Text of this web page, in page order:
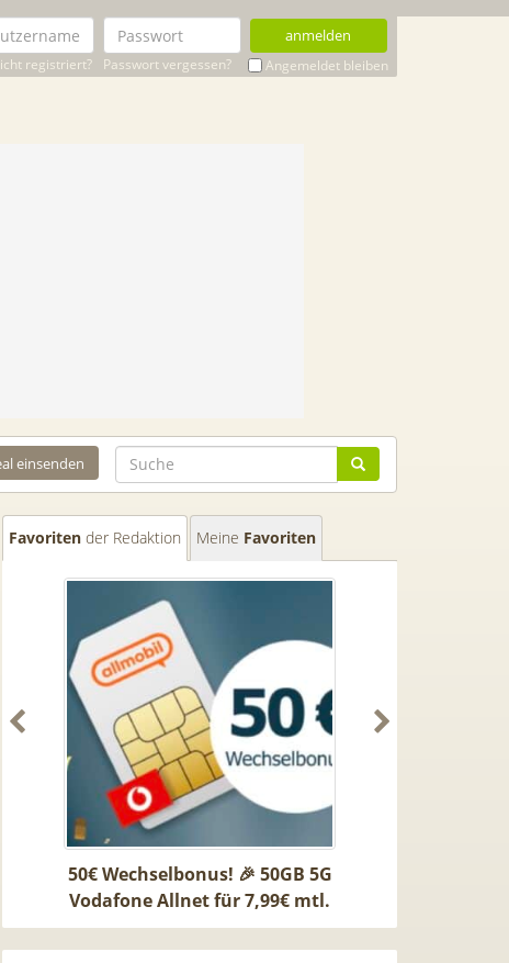
anmelden
registriert? Passwort vergessen? Angemeldet bleiben
einsenden
Favoriten der Redaktion Meine Favoriten
50€ Wechselbonus! 🎉 50GB 5G
Vodafone Allnet für 7,99€ mtl.
| 0,00€ Anschlusskosten | eff.
5,91€
waipu.tv